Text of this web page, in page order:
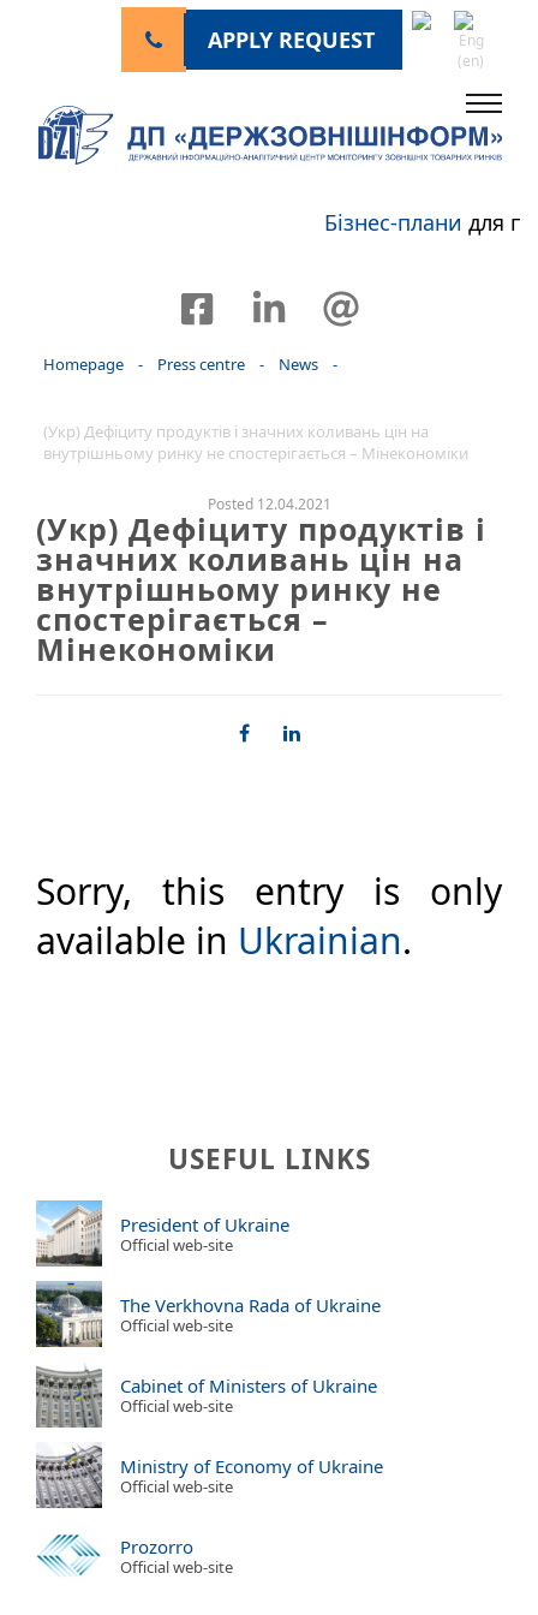
APPLY REQUEST
Бізнес-планидля
Homepage - Press centre - News -
(Укр) Дефіциту продуктів і значних коливань цін на
внутрішньому ринку не спостерігається – Мінекономіки
Posted 12.04.2021
(Укр) Дефіциту продуктів і
значних коливань цін на
внутрішньому ринку не
спостерігається –
Мінекономіки
Sorry, this entry is only
available in Ukrainian.
USEFUL LINKS
President of Ukraine
Official web-site
The Verkhovna Rada of Ukraine
Official web-site
Cabinet of Ministers of Ukraine
Official web-site
Ministry of Economy of Ukraine
Official web-site
Prozorro
Official web-site